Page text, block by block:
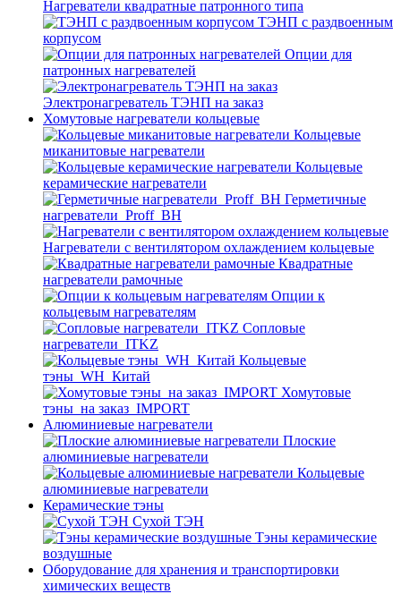
Нагреватели квадратные патронного типа
ТЭНП с раздвоенным
корпусом
Опции для
патронных нагревателей
Электронагреватель ТЭНП на заказ
Хомутовые нагреватели кольцевые
Кольцевые
миканитовые нагреватели
Кольцевые
керамические нагреватели
Герметичные
нагреватели_Proff_BH
Нагреватели с вентилятором охлаждением кольцевые
Квадратные
нагреватели рамочные
Опции к
кольцевым нагревателям
Cопловые
нагреватели_ITKZ
Кольцевые
тэны_WH_Китай
Хомутовые
тэны_на заказ_IMPORT
Алюминиевые нагреватели
Плоские
алюминиевые нагреватели
Кольцевые
алюминиевые нагреватели
Керамические тэны
Сухой ТЭН
Тэны керамические
воздушные
Оборудование для хранения и транспортировки
химических веществ